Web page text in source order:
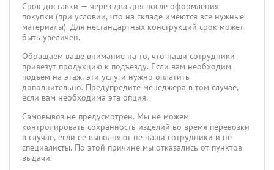
Срок доставки — через два дня после оформления
покупки (при условии, что на складе имеются все нужные
материалы). Для нестандартных конструкций срок может
быть увеличен.
Обращаем ваше внимание на то, что наши сотрудники
привезут продукцию к подъезду. Если вам необходим
подъем на этаж, эти услуги нужно оплатить
дополнительно. Предупредите менеджера в том случае,
если вам необходима эта опция.
Самовывоз не предусмотрен. Мы не можем
контролировать сохранность изделий во время перевозки
в случае, если ее выполняют не наши сотрудники и не
специалисты. По этой причине мы отказались от пунктов
выдачи.